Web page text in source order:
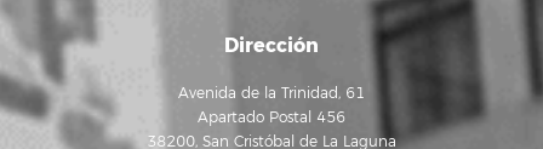
Dirección
Avenida de la Trinidad, 61
Apartado Postal 456
38200, San Cristóbal de La Laguna